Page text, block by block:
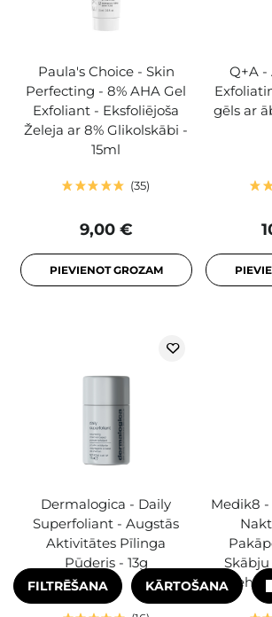
Paula's Choice - Skin
Perfecting - 8% AHA Gel
Exfoliant - Eksfoliējoša
Želeja ar 8% Glikolskābi -
15ml
35
9,00 €
PIEVIENOT GROZAM
Q+A -
gēls ar
Dermalogica - Daily
Superfoliant - Augstās
Aktivitātes Pīlinga
Pūderis - 13g
Medik8 -
FILTRĒŠANA KĀRTOŠANA